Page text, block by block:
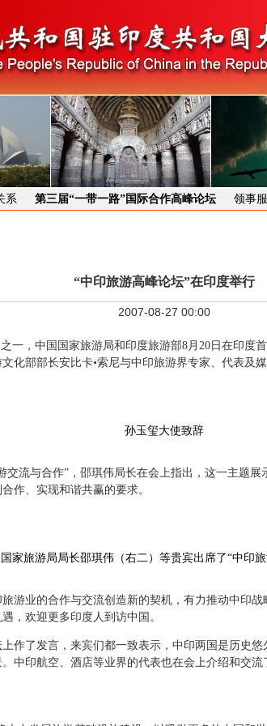
系 第三届“一带一路”国际合作高峰论坛 领事
“中印旅游高峰论坛”在印度举行
2007-08-27 00:00
，中国国家旅游局和印度旅游部8月20日在印度
化部部长安比卡•索尼与中印旅游界专家、代表及
孙玉玺大使致辞
流与合作”，邵琪伟局长在会上指出，这一主题展
作、实现和谐共赢的要求。
国家旅游局局长邵琪伟（右二）等贵宾出席了“中印
业的合作与交流创造新的契机，有力推动中印战
，欢迎更多印度人到访中国。
了发言，来宾们都一致表示，中印两国是历史悠
中印航空、酒店等业界的代表也在会上介绍和交流